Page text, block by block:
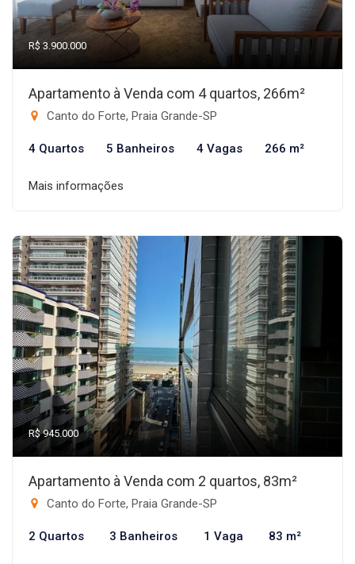
R$ 3.900.000
Apartamento à Venda com 4 quartos, 266m²
Canto do Forte, Praia Grande-SP
4 Quartos 5 Banheiros 4 Vagas 266 m²
Mais informações
R$ 945.000
Apartamento à Venda com 2 quartos, 83m²
Canto do Forte, Praia Grande-SP
2 Quartos 3 Banheiros 1 Vaga 83 m²